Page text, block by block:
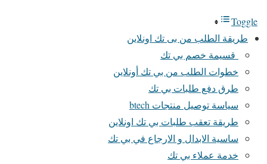
Toggle
طريقة الطلب من بى تك اونلاين
قسيمة خصم بي تك
خطوات الطلب من بي تك أونلاين
طرق دفع طلبات بي تك
سياسة توصيل منتجات btech
طريقة تعقب طلبات بي تك اونلاين
ساسية الابدال و الارجاع في بي تك
خدمة عملاء بي تك